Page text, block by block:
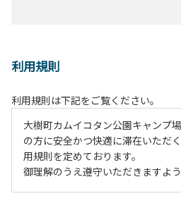
利用規則
利用規則は下記をご覧ください。
大樹町カムイコタン公園キャンプ
の方に安全かつ快適に滞在いただ
用規則を定めております。
御理解のうえ遵守いただきますよ